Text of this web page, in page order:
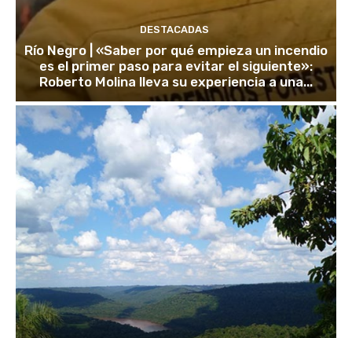
DESTACADAS
Río Negro | «Saber por qué empieza un incendio
es el primer paso para evitar el siguiente»:
Roberto Molina lleva su experiencia a una...